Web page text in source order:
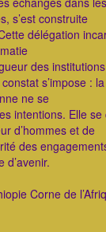
s’est construite
délégation
des
s’impose :
ne se
intentions. Elle se
d’hommes et de
des
d’avenir.
Corne de